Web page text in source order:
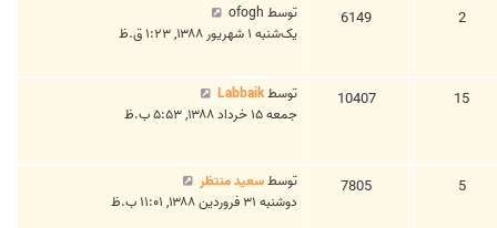
2
6149 توسط ofogh
یک‌شنبه ۱ شهریور ۱۳۸۸, ۱:۲۳ ق.ظ
15
10407 توسطLabbaik
جمعه ۱۵ خرداد ۱۳۸۸, ۵:۵۳ ب.ظ
5
7805 توسطسعید منتظر
دوشنبه ۳۱ فروردین ۱۳۸۸, ۱۱:۰۱ ب.ظ